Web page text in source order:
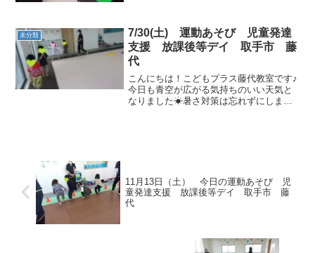
て行動することができ消火訓練も真剣な
表情で見学出来ました...
未分類
7/30(土) 運動あそび 児童発達
支援 放課後等デイ 取手市 藤
代
こんにちは！こどもプラス藤代教室です♪
今日も青空が広がる気持ちのいい天気と
なりました☀暑さ対策は忘れずにしまし
11月13日（土） 今日の運動あそび 児
童発達支援 放課後等デイ 取手市 藤
代